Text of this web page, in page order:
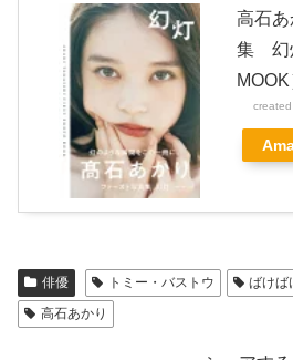
高石
集 幻
MOOK
俳優 トミー・バストウ ばけば
高石あかり